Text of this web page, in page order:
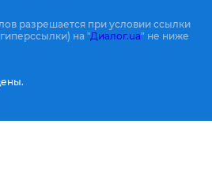
разрешается при условии ссылки
на "Диалог.ua" не ниже